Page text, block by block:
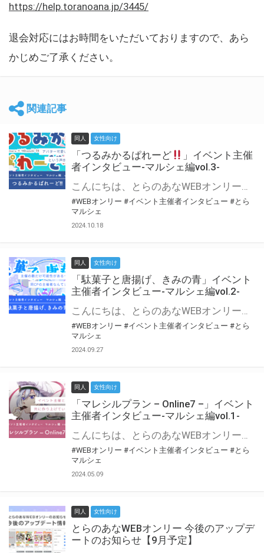
https://help.toranoana.jp/3445/
退会対応にはお時間をいただいておりますので、あら
かじめご了承ください。
関連記事
同人 女性向け
「つるみかるぱれーど
」イベント主催
者インタビュー-マルシェ編vol.3-
こんにちは、とらのあなWEBオンリー運営スタッフです。 新たにお届けする、イベント主催者インタビュー-マルシェ編-は、 とらのあなWEBオンリー「マルシェ」をご利用した主催様に 「マルシェ」を使って開催した感想や心がけをお聞きする企画です。 今回は、WEBオンリー初開催「つるみかるぱれーど
#WEBオンリー #イベント主催者インタビュー #とら
マルシェ
2024.10.18
同人 女性向け
「駄菓子と唐揚げ、きみの青」イベント
主催者インタビュー-マルシェ編vol.2-
こんにちは、とらのあなWEBオンリー運営スタッフです。 新たにお届けする、イベント主催者インタビュー-マルシェ編-は、 とらのあなWEBオンリー「マルシェ」をご利用の主催様に 「マルシェ」を使ってイベントを開催した感想や心がけをお聞きする企画です。 今回は、WEBオンリー初開催「駄菓子と唐揚げ、きみの青」より、 主催のぎこ六屋様にお話を伺いました。 協力：ぎこ六屋様／イベント公式Twitter（@krkgwks） とらのあなWEBオンリー「マルシェ」とは？ WEBオンリーでリアルタイムでコミュニケーションがとれるオンライン会場です。
#WEBオンリー #イベント主催者インタビュー #とら
マルシェ
2024.09.27
同人 女性向け
「マレシルプラン – Online7 –」イベント
主催者インタビュー-マルシェ編vol.1-
こんにちは、とらのあなWEBオンリー運営スタッフです。 新たにお届けする、イベント主催者インタビュー-マルシェ編-は、 とらのあなWEBオンリー「マルシェ」をご利用した主催様に 「マルシェ」を使って開催した感想や心がけをお聞きする企画です。 今回は、WEBオンリー開催7回目迎えた「マレシルプラン – Online7 –」より、 主催の玉川うた様にお話を伺いました。 ▼マレシルプランのインタビュー前回記事 「イベント主催者インタビュー vol.6」はこちら 協力：玉川うた様（マレシルプラン実行委員会 代表）／イベント公式Twitter（@mallesil_plan） とらのあなWEBオンリー「マルシェ」とは？ WEBオンリーでリアルタイムでコミュニケーションがとれるオンライン会場です。
#WEBオンリー #イベント主催者インタビュー #とら
マルシェ
2024.05.09
同人 女性向け
とらのあなWEBオンリー 今後のアップデ
ートのお知らせ【9月予定】